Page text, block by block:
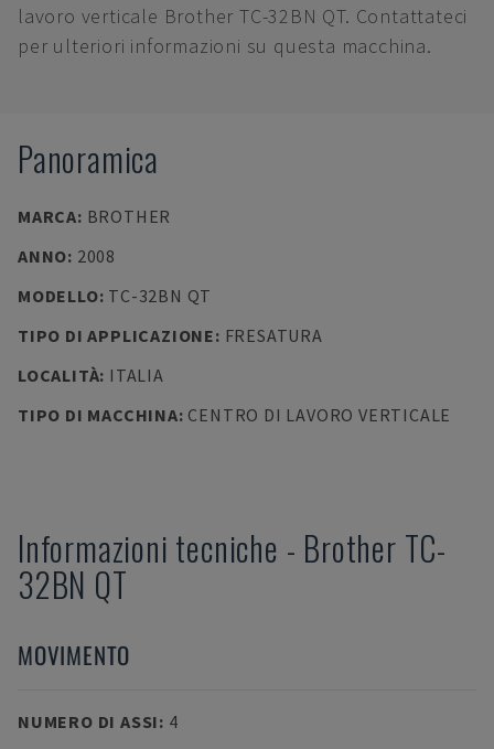
lavoro verticale Brother TC-32BN QT. Contattateci
per ulteriori informazioni su questa macchina.
Panoramica
MARCA: BROTHER
ANNO: 2008
MODELLO: TC-32BN QT
TIPO DI APPLICAZIONE: FRESATURA
LOCALITÀ: ITALIA
TIPO DI MACCHINA: CENTRO DI LAVORO VERTICALE
Informazioni tecniche - Brother TC-
32BN QT
MOVIMENTO
NUMERO DI ASSI: 4